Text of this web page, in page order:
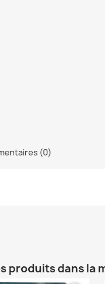
(0)
produits dans la